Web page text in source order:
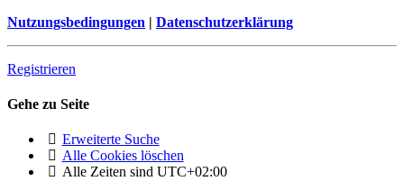
Nutzungsbedingungen | Datenschutzerklärung
Registrieren
Gehe zu Seite
Erweiterte Suche
Alle Cookies löschen
Alle Zeiten sind UTC+02:00